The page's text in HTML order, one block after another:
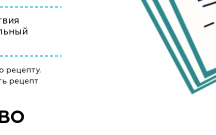
рецепту.
рецепт